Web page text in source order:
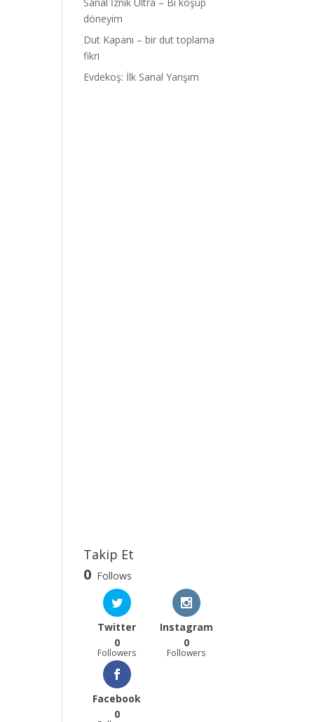
döneyim
Dut Kapanı – bir dut toplama
fikri
Evdekoş: İlk Sanal Yarışım
Takip Et
0 Follows
Twitter
0
Followers
Instagram
0
Followers
Facebook
0